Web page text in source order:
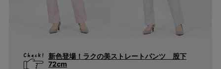
新色登場！ラクの美ストレートパンツ 股下
72cm